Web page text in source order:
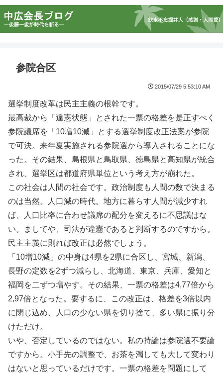
参院合区
2015/07/29 5:53:10 AM
選挙制度改革は民主主義の根幹です。
最高裁から「違憲状態」とされた一票の格差を是正すべく
参院議席を「10増10減」とする選挙制度改正法案が参院
で可決。来年夏実施される参院選から導入されることにな
った。その結果、島根県と鳥取県、徳島県と高知県が統合
され、選挙区は都道府県単位という考え方が崩れた。
この社会は人間の社会です。政治制度も人間の数で決まる
のは当然。人口減の時代。地方に暮らす人間が減少すれ
ば、人口比率に合わせ議席の配分を変えるに不思議はな
い。ましてや、司法が違憲であると判断するのですから。
民主主義に則れば改正は必然でしょう。
「10増10減」の中身は4県を2県に合区し、宮城、新潟、
長野の定数を2ずつ減らし、北海道、東京、兵庫、愛知と
福岡を二ずつ増やす。その結果、一票の格差は4,77倍から
2,97倍となった。要するに、この改正は、格差を3倍以内
に閉じ込め、人口の少ない県を切り捨て、多い県に振り分
けただけ。
いや、否定しているのではない。私の持論は参院選不要論
ですから。小手先の調整で、お茶を濁しても大して変わり
はないと思っているだけです。一票の格差を問題にして